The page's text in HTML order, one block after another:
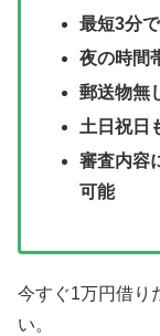
最短3分
夜の時間
郵送物無
土日祝日
審査内容
可能
今すぐ1万円借り
い。